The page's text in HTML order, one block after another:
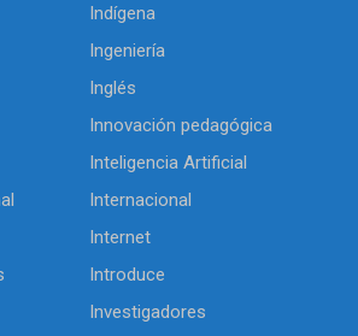
Indígena
Ingeniería
Inglés
Innovación pedagógica
Inteligencia Artificial
Internacional
Internet
Introduce
Investigadores